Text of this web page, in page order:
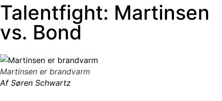
Talentfight: Martinsen
vs. Bond
Martinsen er brandvarm
Af Søren Schwartz